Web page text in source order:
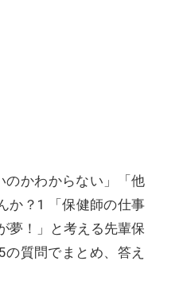
のかわからない」「他
か？1 「保健師の仕事
夢！」と考える先輩保
質問でまとめ、答え